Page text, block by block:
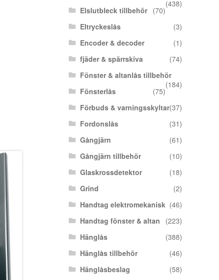
(438)
Elslutbleck tillbehör
(70)
Eltryckeslås
(3)
Encoder & decoder
(1)
fjäder & spärrskiva
(74)
Fönster & altanlås tillbehör
(184)
Fönsterlås
(75)
Förbuds & varningsskyltar(37)
Fordonslås
(31)
Gångjärn
(61)
Gångjärn tillbehör
(10)
Glaskrossdetektor
(18)
Grind
(2)
Handtag elektromekanisk (46)
Handtag fönster & altan
(223)
Hänglås
(388)
Hänglås tillbehör
(46)
Hänglåsbeslag
(58)